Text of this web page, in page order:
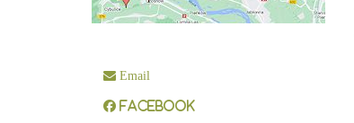
Email
Facebook